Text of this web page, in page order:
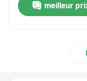
Panneaux solaires
meilleur